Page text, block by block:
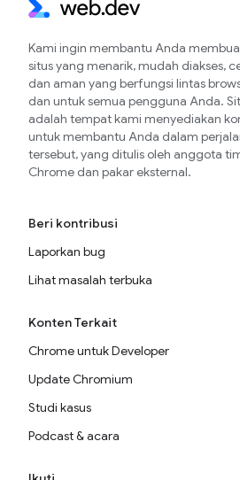
Kami ingin membantu Anda
situs yang menarik, mudah diakses,
dan aman yang berfungsi lintas
dan untuk semua pengguna Anda.
adalah tempat kami menyediakan
untuk membantu Anda dalam
tersebut, yang ditulis oleh anggota
Chrome dan pakar eksternal.
Beri kontribusi
Laporkan bug
Lihat masalah terbuka
Konten Terkait
Chrome untuk Developer
Update Chromium
Studi kasus
Podcast & acara